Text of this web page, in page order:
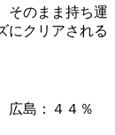
そのまま持ち運
にクリアされる
広島：４４％